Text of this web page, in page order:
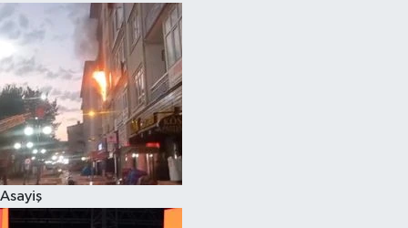
Asayiş
Kim kimdir?
Kültür Sanat
Sağlık
Siyaset
Teknoloji